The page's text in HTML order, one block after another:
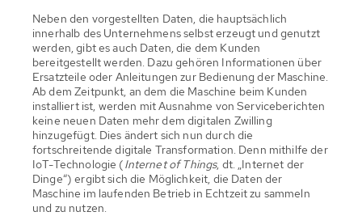
Neben den vorgestellten Daten, die hauptsächlich
innerhalb des Unternehmens selbst erzeugt und genutzt
werden, gibt es auch Daten, die dem Kunden
bereitgestellt werden. Dazu gehören Informationen über
Ersatzteile oder Anleitungen zur Bedienung der Maschine.
Ab dem Zeitpunkt, an dem die Maschine beim Kunden
installiert ist, werden mit Ausnahme von Serviceberichten
keine neuen Daten mehr dem digitalen Zwilling
hinzugefügt. Dies ändert sich nun durch die
fortschreitende digitale Transformation. Denn mithilfe der
IoT-Technologie (Internet of Things, dt. „Internet der
Dinge“) ergibt sich die Möglichkeit, die Daten der
Maschine im laufenden Betrieb in Echtzeit zu sammeln
und zu nutzen.